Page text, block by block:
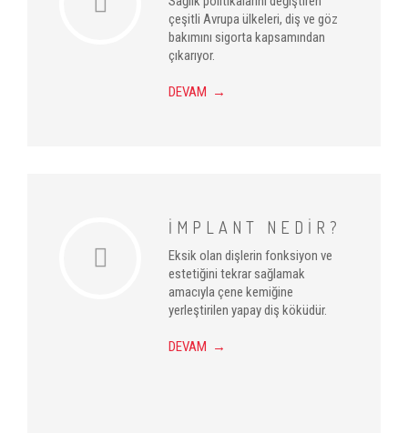
çeşitli Avrupa ülkeleri, diş ve göz
bakımını sigorta kapsamından
çıkarıyor.
DEVAM →
İMPLANT NEDİR?
Eksik olan dişlerin fonksiyon ve
estetiğini tekrar sağlamak
amacıyla çene kemiğine
yerleştirilen yapay diş köküdür.
DEVAM →